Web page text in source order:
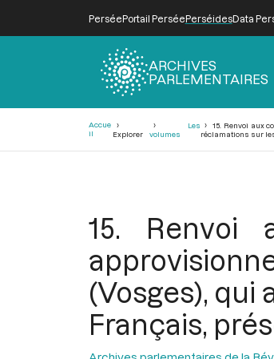
PerséePortail PerséePerséidesData
ARCHIVES
PARLEMENTAIRES
Accue
il
Explorer
Les
volumes
15. Renvoi aux
réclamations sur
15. Renvoi
(Vosges), qui
Français,